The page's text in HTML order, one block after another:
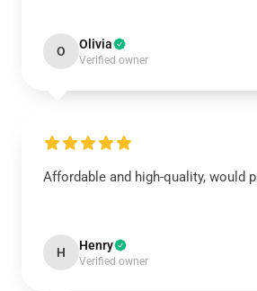
O Olivia
Verified owner
Affordable and high-quality, would
H Henry
Verified owner